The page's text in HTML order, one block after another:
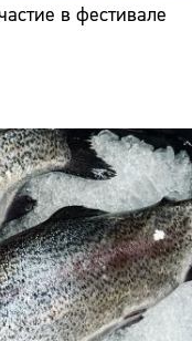
в фестивале